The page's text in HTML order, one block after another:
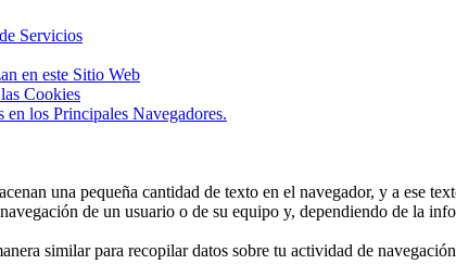
Servicios
en este Sitio Web
Cookies
los Principales Navegadores.
una pequeña cantidad de texto en el navegador, y a ese
de un usuario o de su equipo y, dependiendo de la
similar para recopilar datos sobre tu actividad de